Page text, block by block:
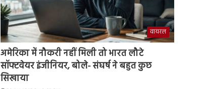
वायरल
अमेरिका में नौकरी नहीं मिली तो भारत लौटे
सॉफ्टवेयर इंजीनियर, बोले- संघर्ष ने बहुत कुछ
सिखाया